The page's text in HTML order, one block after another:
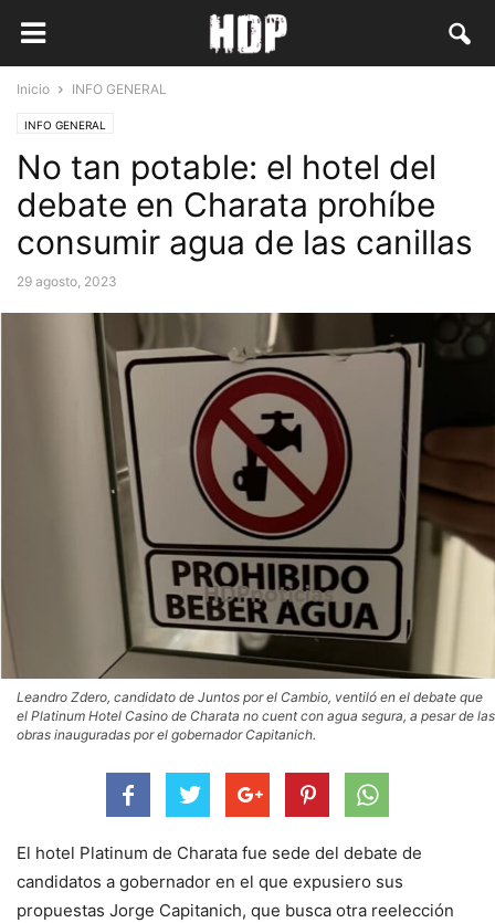
Inicio INFO GENERAL
INFO GENERAL
No tan potable: el hotel del
debate en Charata prohíbe
consumir agua de las canillas
29 agosto, 2023
Leandro Zdero, candidato de Juntos por el Cambio, ventiló en el debate que
el Platinum Hotel Casino de Charata no cuent con agua segura, a pesar de las
obras inauguradas por el gobernador Capitanich.
El hotel Platinum de Charata fue sede del debate de
candidatos a gobernador en el que expusiero sus
propuestas Jorge Capitanich, que busca otra reelección